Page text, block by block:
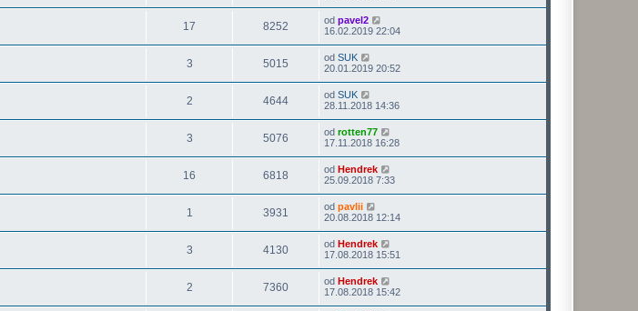
17 8252 od pavel2
16.02.2019 22:04
3 5015 od SUK
20.01.2019 20:52
2 4644 od SUK
28.11.2018 14:36
3 5076 od rotten77
17.11.2018 16:28
16 6818 od Hendrek
25.09.2018 7:33
1 3931 od pavlii
20.08.2018 12:14
3 4130 od Hendrek
17.08.2018 15:51
2 7360 od Hendrek
17.08.2018 15:42